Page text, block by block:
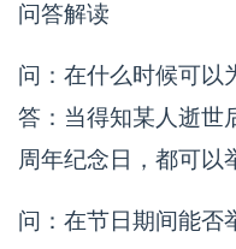
问答解读
问：在什么时候可以
答：当得知某人逝世
周年纪念日，都可以
问：在节日期间能否